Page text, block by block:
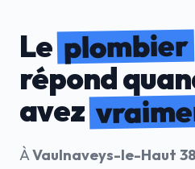
Leplombier
répond
avez
ÀVaulnaveys-le-Haut